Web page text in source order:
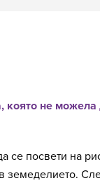
която не можела
се посвети на
земеделието.